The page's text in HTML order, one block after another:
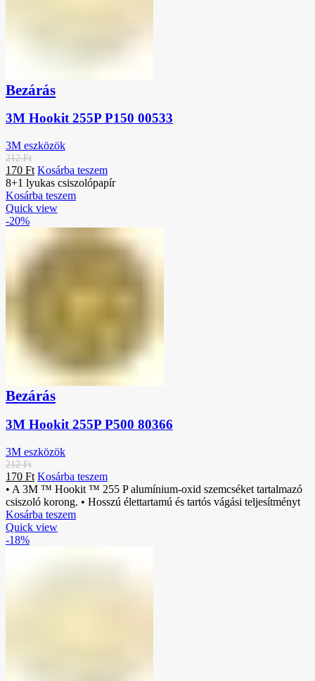
Bezárás
3M Hookit 255P P150 00533
3M eszközök
212Ft
170 Ft Kosárba teszem
8+1 lyukas csiszolópapír
Kosárba teszem
Quick view
-20%
Bezárás
3M Hookit 255P P500 80366
3M eszközök
212Ft
170 Ft Kosárba teszem
• A 3M ™ Hookit ™ 255 P alumínium-oxid szemcséket tartalmazó
csiszoló korong. • Hosszú élettartamú és tartós vágási teljesítményt
Kosárba teszem
Quick view
-18%